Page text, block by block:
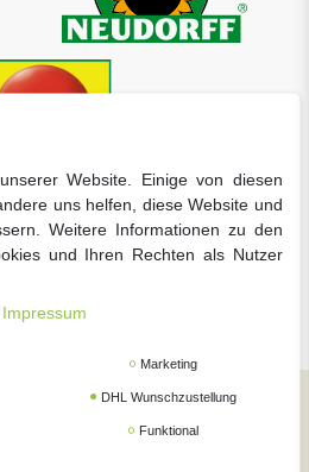
Media
Website. Einige von diesen
uns helfen, diese Website und
Weitere Informationen zu den
und Ihren Rechten als Nutzer
Impressum
Marketing
DHL Wunschzustellung
Funktional